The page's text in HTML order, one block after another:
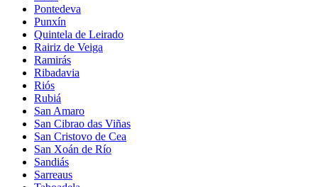
Pontedeva
Punxín
Quintela de Leirado
Rairiz de Veiga
Ramirás
Ribadavia
Riós
Rubiá
San Amaro
San Cibrao das Viñas
San Cristovo de Cea
San Xoán de Río
Sandiás
Sarreaus